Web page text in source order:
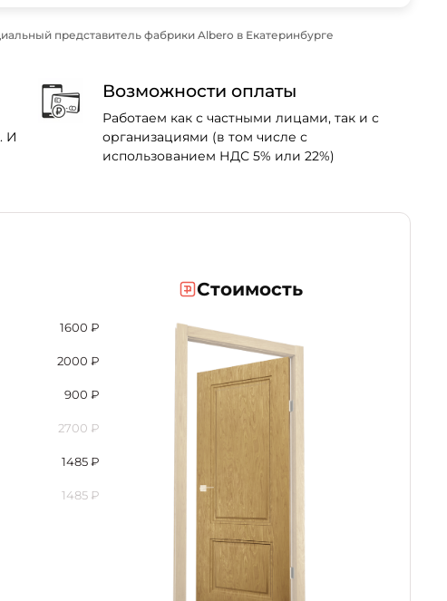
представитель фабрики Albero в Екатеринбурге
И
Возможности оплаты
Работаем как с частными лицами, так и с
организациями (в том числе с
использованием НДС 5% или 22%)
1600 ₽
2000 ₽
900 ₽
2700 ₽
1485₽
1485 ₽
Стоимость